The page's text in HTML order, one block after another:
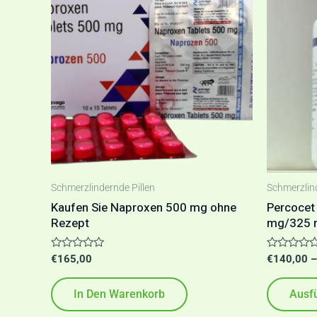
Schmerzlindernde Pillen
Kaufen Sie Naproxen 500 mg ohne
Rezept
Bewertet
von
5
€165,00
In Den Warenkorb
mg/325
Bewertet
von
5
€140,00 –